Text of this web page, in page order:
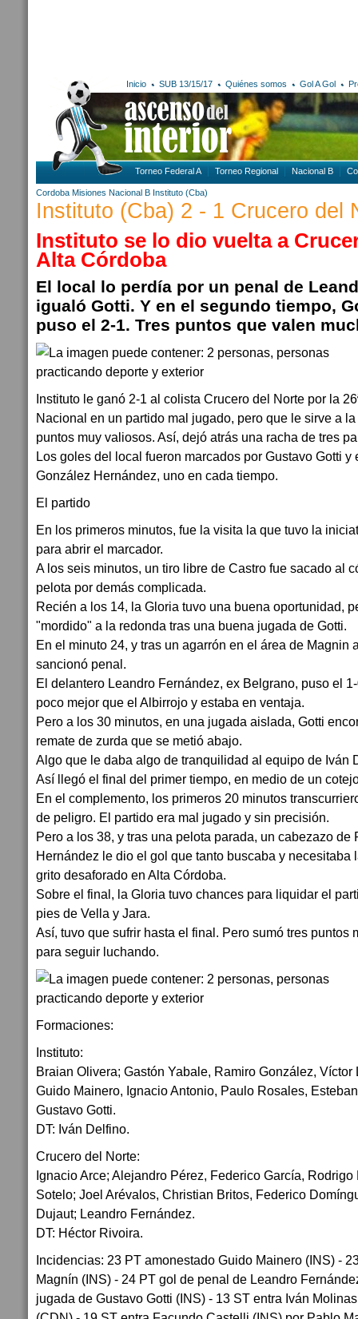
Inicio SUB 13/15/17 Quiénes somos Gol A Gol
Torneo Federal A Torneo Regional Nacional B
Cordoba Misiones Nacional B Instituto (Cba)
Instituto (Cba) 2 - 1 Crucero del
Instituto se lo dio vuelta a
Alta Córdoba
El local lo perdía por un penal de
igualó Gotti. Y en el segundo tiempo,
puso el 2-1. Tres puntos que valen
Instituto le ganó 2-1 al colista Crucero del Norte por la
Nacional en un partido mal jugado, pero que le sirve a
puntos muy valiosos. Así, dejó atrás una racha de tres
Los goles del local fueron marcados por Gustavo Gotti y
González Hernández, uno en cada tiempo.
El partido
En los primeros minutos, fue la visita la que tuvo la
para abrir el marcador.
A los seis minutos, un tiro libre de Castro fue sacado al
pelota por demás complicada.
Recién a los 14, la Gloria tuvo una buena oportunidad,
"mordido" a la redonda tras una buena jugada de Gotti.
En el minuto 24, y tras un agarrón en el área de Magnin
sancionó penal.
El delantero Leandro Fernández, ex Belgrano, puso el
poco mejor que el Albirrojo y estaba en ventaja.
Pero a los 30 minutos, en una jugada aislada, Gotti
remate de zurda que se metió abajo.
Algo que le daba algo de tranquilidad al equipo de Iván
Así llegó el final del primer tiempo, en medio de un
En el complemento, los primeros 20 minutos
de peligro. El partido era mal jugado y sin precisión.
Pero a los 38, y tras una pelota parada, un cabezazo de
Hernández le dio el gol que tanto buscaba y necesitaba
grito desaforado en Alta Córdoba.
Sobre el final, la Gloria tuvo chances para liquidar el
pies de Vella y Jara.
Así, tuvo que sufrir hasta el final. Pero sumó tres puntos
para seguir luchando.
Formaciones:
Instituto:
Braian Olivera; Gastón Yabale, Ramiro González, Víctor
Guido Mainero, Ignacio Antonio, Paulo Rosales,
Gustavo Gotti.
DT: Iván Delfino.
Crucero del Norte:
Ignacio Arce; Alejandro Pérez, Federico García,
Sotelo; Joel Arévalos, Christian Britos, Federico
Dujaut; Leandro Fernández.
DT: Héctor Rivoira.
Incidencias: 23 PT amonestado Guido Mainero (INS) -
Magnín (INS) - 24 PT gol de penal de Leandro
jugada de Gustavo Gotti (INS) - 13 ST entra Iván